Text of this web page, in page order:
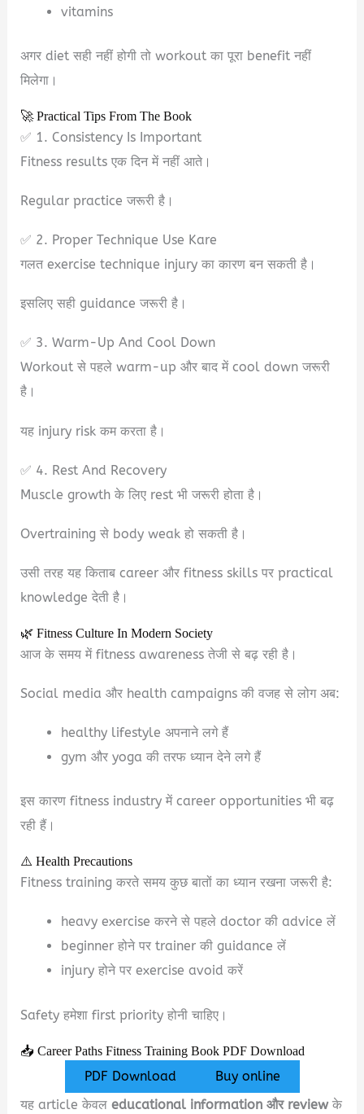
vitamins
अगर diet सही नहीं होगी तो workout का पूरा benefit नहीं
मिलेगा।
🚀 Practical Tips From The Book
✅ 1. Consistency Is Important
Fitness results एक दिन में नहीं आते।
Regular practice जरूरी है।
✅ 2. Proper Technique Use Kare
गलत exercise technique injury का कारण बन सकती है।
इसलिए सही guidance जरूरी है।
✅ 3. Warm-Up And Cool Down
Workout से पहले warm-up और बाद में cool down जरूरी
है।
यह injury risk कम करता है।
✅ 4. Rest And Recovery
Muscle growth के लिए rest भी जरूरी होता है।
Overtraining से body weak हो सकती है।
उसी तरह यह किताब career और fitness skills पर practical
knowledge देती है।
🌿 Fitness Culture In Modern Society
आज के समय में fitness awareness तेजी से बढ़ रही है।
Social media और health campaigns की वजह से लोग अब:
healthy lifestyle अपनाने लगे हैं
gym और yoga की तरफ ध्यान देने लगे हैं
इस कारण fitness industry में career opportunities भी बढ़
रही हैं।
⚠️ Health Precautions
Fitness training करते समय कुछ बातों का ध्यान रखना जरूरी है:
heavy exercise करने से पहले doctor की advice लें
beginner होने पर trainer की guidance लें
injury होने पर exercise avoid करें
Safety हमेशा first priority होनी चाहिए।
📥 Career Paths Fitness Training Book PDF Download
PDF Download
Buy online
यह article केवलeducational information और reviewके